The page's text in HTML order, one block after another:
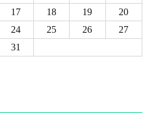
17 18 19
20
24 25 26
27
31